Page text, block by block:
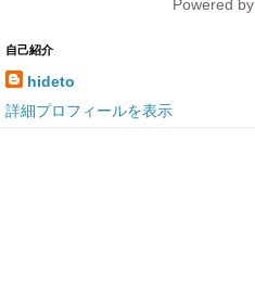
Powered by
自己紹介
hideto
詳細プロフィールを表示